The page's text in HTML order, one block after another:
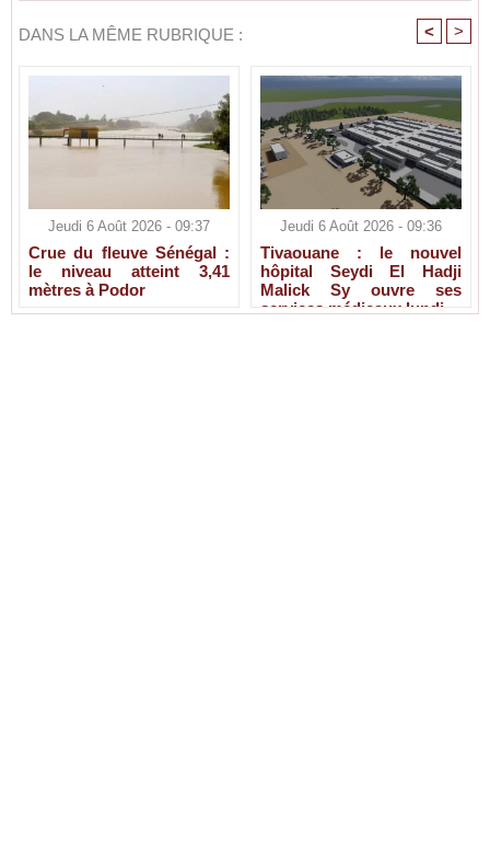
DANS LA MÊME RUBRIQUE : < >
Jeudi 6 Août 2026 - 09:37
Crue du fleuve Sénégal :
le niveau atteint 3,41
mètres à Podor
Jeudi 6 Août 2026 - 09:36
Tivaouane : le nouvel
hôpital Seydi El Hadji
Malick Sy ouvre ses
services médicaux lundi